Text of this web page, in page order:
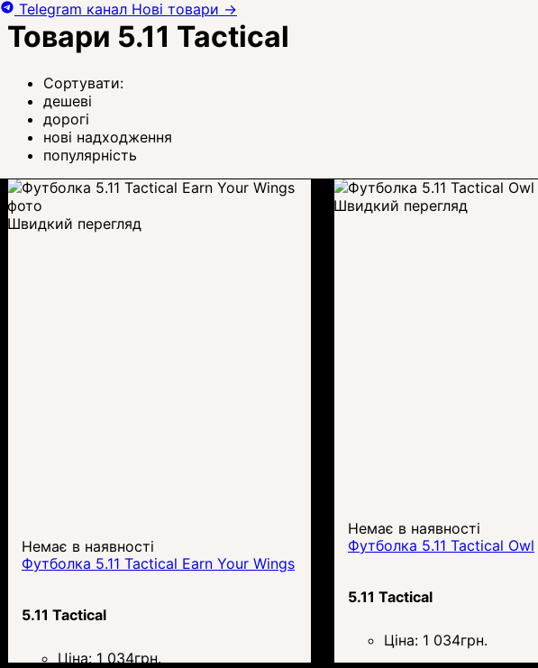
Товари 5.11 Tactical
Сортувати:
дешеві
дорогі
нові надходження
популярність
Швидкий перегляд
Немає в наявності
Футболка 5.11 Tactical Earn Your Wings
5.11 Tactical
Ціна: 1 034грн.
Швидкий перегляд
Немає в наявності
Футболка 5.11 Tactical Owl
5.11 Tactical
Ціна: 1 034грн.
Telegram канал Нові товари →